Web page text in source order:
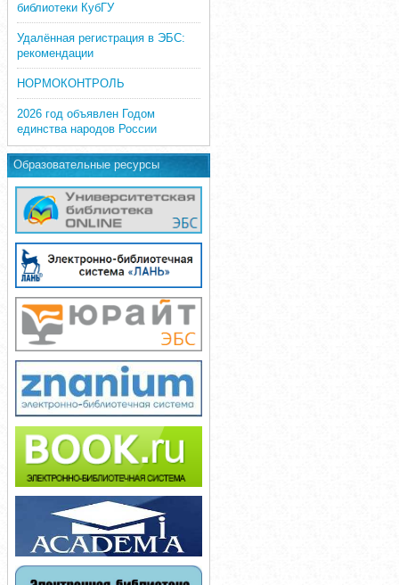
библиотеки КубГУ
Удалённая регистрация в ЭБС:
рекомендации
НОРМОКОНТРОЛЬ
2026 год объявлен Годом
единства народов России
Образовательные ресурсы